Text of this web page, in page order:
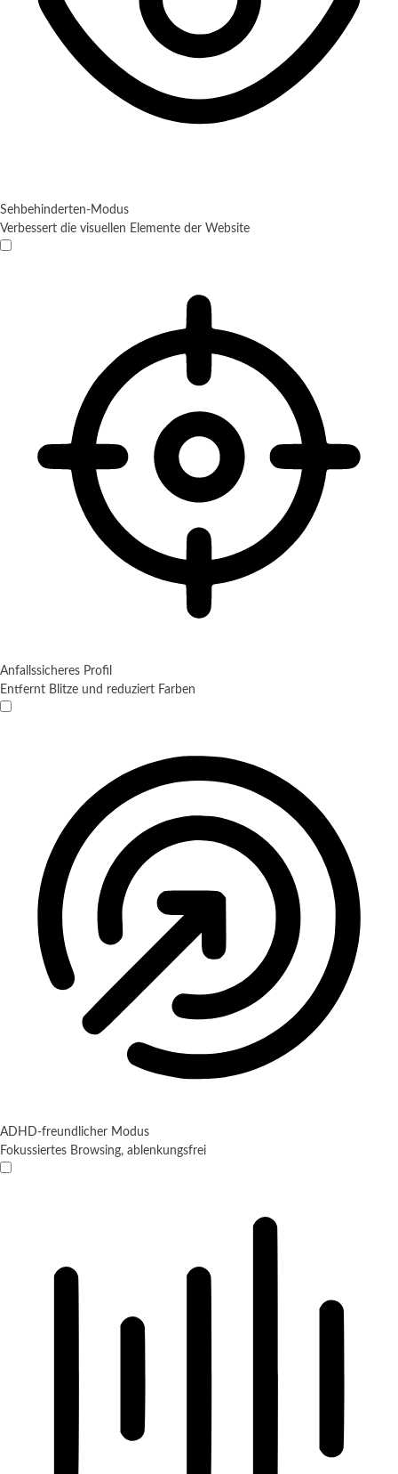
Sehbehinderten-Modus
Verbessert die visuellen Elemente der Website
Anfallssicheres Profil
Entfernt Blitze und reduziert Farben
ADHD-freundlicher Modus
Fokussiertes Browsing, ablenkungsfrei